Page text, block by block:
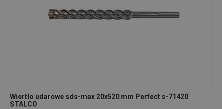
Wiertło udarowe sds-max 20x520 mm Perfect s-71420
STALCO